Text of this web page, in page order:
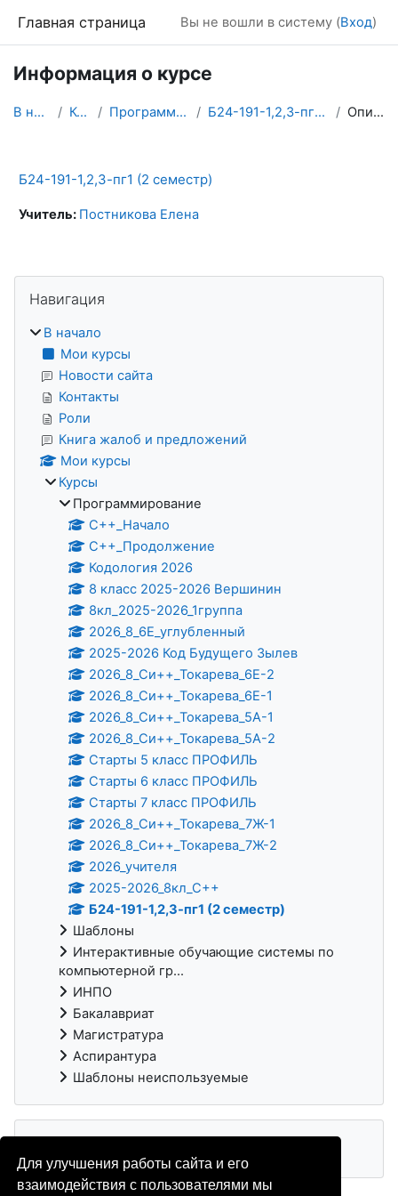
Для улучшения работы сайта и его
взаимодействия с пользователями мы
Главная страница Вы не вошли в систему (Вход)
Информация о курсе
В начало Курсы Программирование Б24-191-1,2,3-пг1 (2 семестр) Описание
Б24-191-1,2,3-пг1 (2 семестр)
Учитель: Постникова Елена
Блоки
Навигация
В начало
Мои курсы
Новости сайта
Контакты
Роли
Книга жалоб и предложений
Мои курсы
Курсы
Программирование
С++_Начало
C++_Продолжение
Кодология 2026
8 класс 2025-2026 Вершинин
8кл_2025-2026_1группа
2026_8_6Е_углубленный
2025-2026 Код Будущего Зылев
2026_8_Си++_Токарева_6Е-2
2026_8_Си++_Токарева_6Е-1
2026_8_Си++_Токарева_5А-1
2026_8_Си++_Токарева_5А-2
Старты 5 класс ПРОФИЛЬ
Старты 6 класс ПРОФИЛЬ
Старты 7 класс ПРОФИЛЬ
2026_8_Си++_Токарева_7Ж-1
2026_8_Си++_Токарева_7Ж-2
2026_учителя
2025-2026_8кл_С++
Б24-191-1,2,3-пг1 (2 семестр)
Шаблоны
Интерактивные обучающие системы по
компьютерной гр...
ИНПО
Бакалавриат
Магистратура
Аспирантура
Шаблоны неиспользуемые